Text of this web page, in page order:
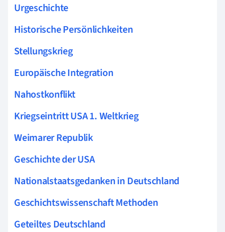
Urgeschichte
Historische Persönlichkeiten
Stellungskrieg
Europäische Integration
Nahostkonflikt
Kriegseintritt USA 1. Weltkrieg
Weimarer Republik
Geschichte der USA
Nationalstaatsgedanken in Deutschland
Geschichtswissenschaft Methoden
Geteiltes Deutschland